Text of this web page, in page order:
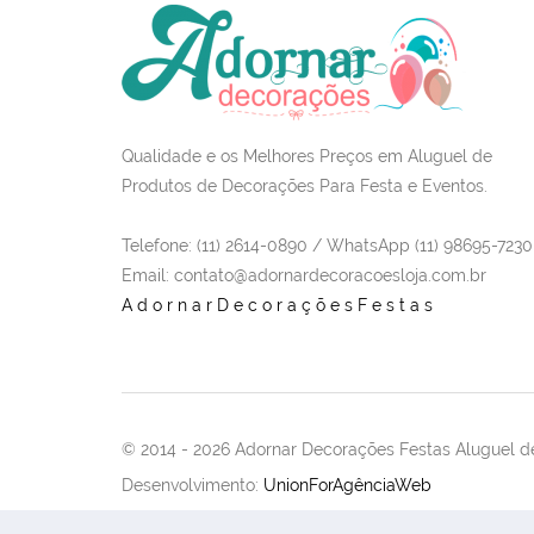
Qualidade e os Melhores Preços em Aluguel de
Produtos de Decorações Para Festa e Eventos.
Telefone: (11) 2614-0890 / WhatsApp (11) 98695-7230
Email : contato@adornardecoracoesloja.com.br
AdornarDecoraçõesFestas
© 2014 - 2026 Adornar Decorações Festas Aluguel
Desenvolvimento: UnionForAgênciaWeb